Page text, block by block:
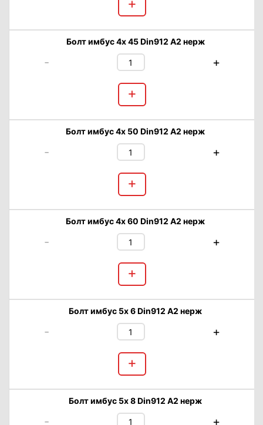
+
Болт имбус 4х 45 Din912 А2 нерж
- +
+
Болт имбус 4х 50 Din912 А2 нерж
- +
+
Болт имбус 4х 60 Din912 А2 нерж
- +
+
Болт имбус 5х 6 Din912 А2 нерж
- +
+
Болт имбус 5х 8 Din912 А2 нерж
- +